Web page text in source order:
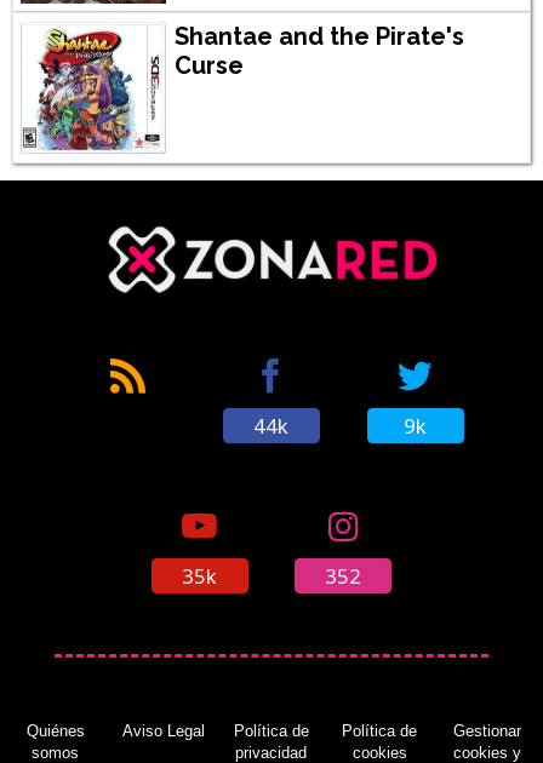
Shantae and the Pirate's
Curse
44k 9k
35k 352
Quiénes
somos
Aviso Legal
Política de
privacidad
Política de
cookies
Gestionar
cookies y